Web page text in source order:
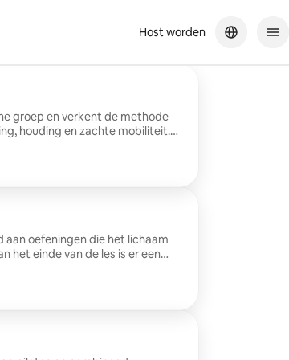
Host worden
groep en verkent de methode
houding en zachte mobiliteit.
aan oefeningen die het lichaam
het einde van de les is er een
los te laten.